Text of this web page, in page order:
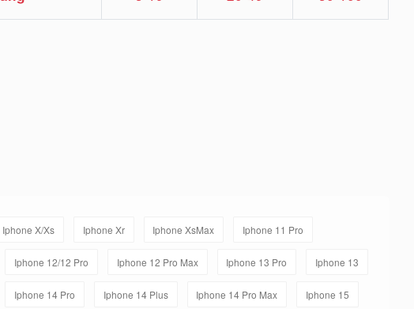
Iphone X/Xs Iphone Xr Iphone XsMax Iphone 11 Pro
Iphone 12/12 Pro Iphone 12 Pro Max Iphone 13 Pro Iphone 13
Iphone 14 Pro Iphone 14 Plus Iphone 14 Pro Max Iphone 15